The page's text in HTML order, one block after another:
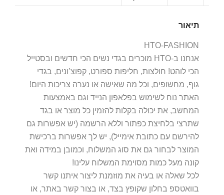
תיאור
HTO-FASHION
אנחנו ב-HTO מוכרים בגדי נשים הכי חדשים ובסטייל
הכי לוהט! חולצות, חליפות ספורט, קפוצ’ונים, בגדי
גוף, מחשופים, וכל מה שאישה או נערה צריכות היום!
האתר נוח לשימוש בפלאפון הנייד וגם באמצעות
המחשב, את יכולה בקלות להזמין כל מוצר או בגד
שתרצי בלחיצת כפתור וללא הרשמה (יש אפשרות גם
להירשם עם כתובת אימייל), יש לך אפשרות ברכישת
המוצר לבחור גם את סוג המשלוח, וכמובן במידה ואת
קונה מעל כמות מסוימת המשלוח עלינו!
לכל שאלה או בעיה את מוזמנת ליצור איתנו קשר
בוואטספ בחלון שקופץ בצד, או בצור קשר באתר, או